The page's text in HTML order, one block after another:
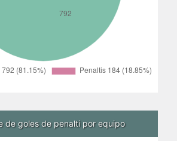
de goles de penalti por equipo